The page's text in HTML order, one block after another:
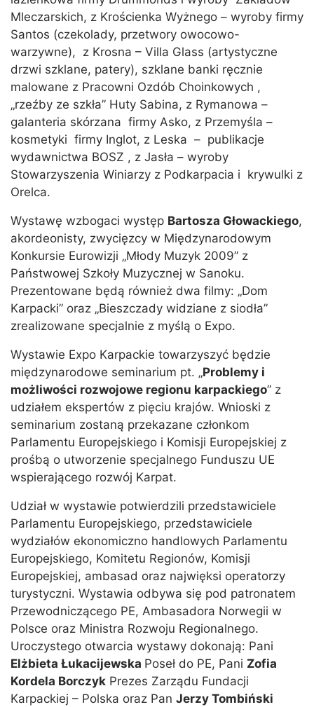
Mleczarskich, z Krościenka Wyżnego – wyroby firmy
Santos (czekolady, przetwory owocowo-
warzywne), z Krosna – Villa Glass (artystyczne
drzwi szklane, patery), szklane banki ręcznie
malowane z Pracowni Ozdób Choinkowych ,
„rzeźby ze szkła” Huty Sabina, z Rymanowa –
galanteria skórzana firmy Asko, z Przemyśla –
kosmetyki firmy Inglot, z Leska – publikacje
wydawnictwa BOSZ , z Jasła – wyroby
Stowarzyszenia Winiarzy z Podkarpacia i krywulki z
Orelca.
Wystawę wzbogaci występ Bartosza Głowackiego,
akordeonisty, zwycięzcy w Międzynarodowym
Konkursie Eurowizji „Młody Muzyk 2009” z
Państwowej Szkoły Muzycznej w Sanoku.
Prezentowane będą również dwa filmy: „Dom
Karpacki” oraz „Bieszczady widziane z siodła”
zrealizowane specjalnie z myślą o Expo.
Wystawie Expo Karpackie towarzyszyć będzie
międzynarodowe seminarium pt. „Problemy i
możliwości rozwojowe regionu karpackiego” z
udziałem ekspertów z pięciu krajów. Wnioski z
seminarium zostaną przekazane członkom
Parlamentu Europejskiego i Komisji Europejskiej z
prośbą o utworzenie specjalnego Funduszu UE
wspierającego rozwój Karpat.
Udział w wystawie potwierdzili przedstawiciele
Parlamentu Europejskiego, przedstawiciele
wydziałów ekonomiczno handlowych Parlamentu
Europejskiego, Komitetu Regionów, Komisji
Europejskiej, ambasad oraz najwięksi operatorzy
turystyczni. Wystawia odbywa się pod patronatem
Przewodniczącego PE, Ambasadora Norwegii w
Polsce oraz Ministra Rozwoju Regionalnego.
Uroczystego otwarcia wystawy dokonają: Pani
Elżbieta Łukacijewska Poseł do PE, Pani Zofia
Kordela Borczyk Prezes Zarządu Fundacji
Karpackiej – Polska oraz Pan Jerzy Tombiński